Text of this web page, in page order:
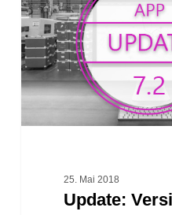
7.2
25. Mai 2018
Update: